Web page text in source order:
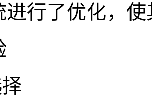
进行了优化，